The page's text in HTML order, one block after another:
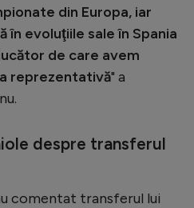
din Europa, iar
în evoluţiile sale în Spania
de care avem
reprezentativă" a
despre transferul
comentat transferul lui